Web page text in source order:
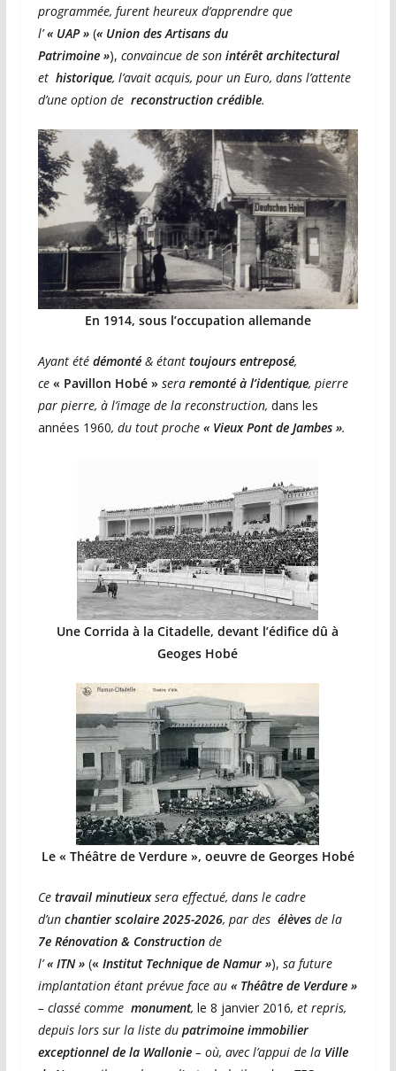
programmée, furent heureux d’apprendre que
l’ « UAP » (« Union des Artisans du
Patrimoine »), convaincue de son intérêt architectural
ethistorique, l’avait acquis, pour un Euro, dans l’attente
d’une option de reconstruction crédible.
En 1914, sous l’occupation allemande
Ayant été démonté& étant toujours entreposé,
ce« Pavillon Hobé » sera remonté à l’identique, pierre
par pierre, à l’image de la reconstruction, dans les
années 1960, du tout proche « Vieux Pont de Jambes ».
Une Corrida à la Citadelle, devant l’édifice dû à
Geoges Hobé
Le « Théâtre de Verdure », oeuvre de Georges Hobé
Cetravail minutieuxsera effectué, dans le cadre
d’un chantier scolaire 2025-2026, par desélèvesde la
7e Rénovation & Construction de
l’« ITN » (« Institut Technique de Namur »), sa future
implantation étant prévue face au« Théâtre de Verdure »
– classé comme monument, le 8 janvier 2016, et repris,
depuis lors sur la liste du patrimoine immobilier
exceptionnel de la Wallonie– où, avec l’appui de la Ville